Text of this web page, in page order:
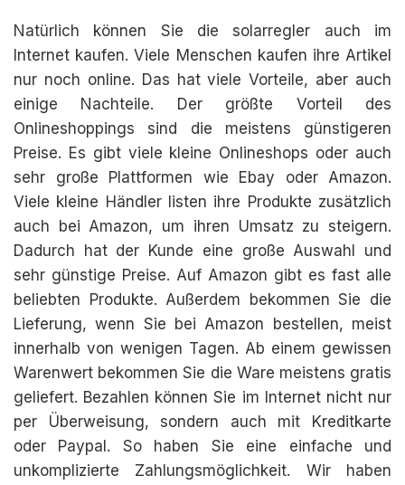
Natürlich können Sie die solarregler auch im
Internet kaufen. Viele Menschen kaufen ihre Artikel
nur noch online. Das hat viele Vorteile, aber auch
einige Nachteile. Der größte Vorteil des
Onlineshoppings sind die meistens günstigeren
Preise. Es gibt viele kleine Onlineshops oder auch
sehr große Plattformen wie Ebay oder Amazon.
Viele kleine Händler listen ihre Produkte zusätzlich
auch bei Amazon, um ihren Umsatz zu steigern.
Dadurch hat der Kunde eine große Auswahl und
sehr günstige Preise. Auf Amazon gibt es fast alle
beliebten Produkte. Außerdem bekommen Sie die
Lieferung, wenn Sie bei Amazon bestellen, meist
innerhalb von wenigen Tagen. Ab einem gewissen
Warenwert bekommen Sie die Ware meistens gratis
geliefert. Bezahlen können Sie im Internet nicht nur
per Überweisung, sondern auch mit Kreditkarte
oder Paypal. So haben Sie eine einfache und
unkomplizierte Zahlungsmöglichkeit. Wir haben